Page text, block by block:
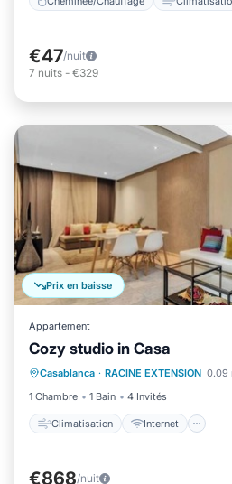
€47/nuit
7 nuits - €329
Prix en baisse
Appartement
Cozy studio in Casa
Casablanca · RACINE EXTENSION 0.09
1 Chambre
1 Bain 4 Invités
Climatisation Internet
Climatisation
Adapté aux enfants
€868/nuit